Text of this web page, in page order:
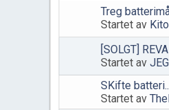
Treg
Startet av
[SOLGT]
Startet av JEG
SKifte
Startet av